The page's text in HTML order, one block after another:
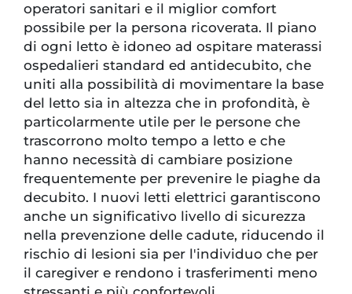
operatori sanitari e il miglior comfort
possibile per la persona ricoverata. Il piano
di ogni letto è idoneo ad ospitare materassi
ospedalieri standard ed antidecubito, che
uniti alla possibilità di movimentare la base
del letto sia in altezza che in profondità, è
particolarmente utile per le persone che
trascorrono molto tempo a letto e che
hanno necessità di cambiare posizione
frequentemente per prevenire le piaghe da
decubito. I nuovi letti elettrici garantiscono
anche un significativo livello di sicurezza
nella prevenzione delle cadute, riducendo il
rischio di lesioni sia per l'individuo che per
il caregiver e rendono i trasferimenti meno